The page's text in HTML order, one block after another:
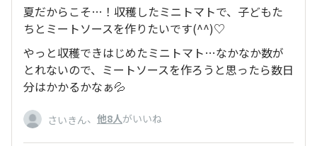
夏だからこそ…！収穫したミニトマトで、子どもた
ちとミートソースを作りたいです(⁠^⁠^⁠)♡
やっと収穫できはじめたミニトマト…なかなか数が
とれないので、ミートソースを作ろうと思ったら数日
分はかかるかなぁ💦
さいきん、 他8人がいいね